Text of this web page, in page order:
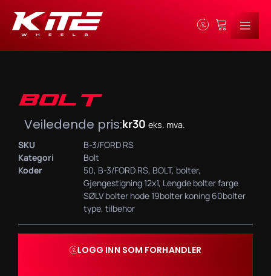
BOLT
Veiledende pris:kr30 eks. mva.
SKU
B-3/FORD RS
Kategori
Bolt
Koder
50, B-3/FORD RS, BOLT, bolter,
Gjengestigning 12x1, Lengde bolter farge
SØLV bolter hode 19bolter koning 60bolter
type, tilbehor
LOGG INN SOM FORHANDLER